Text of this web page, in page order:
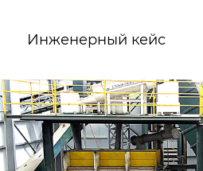
Инженерный кейс